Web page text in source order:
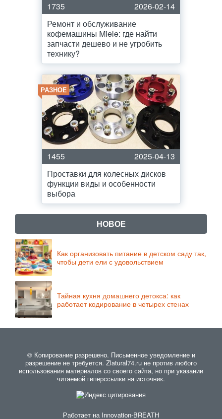
1735
2026-02-14
Ремонт и обслуживание
кофемашины Miele: где найти
запчасти дешево и не угробить
технику?
РАЗНОЕ
1455
2025-04-13
Проставки для колесных дисков
функции виды и особенности
выбора
НОВОЕ
Как организовать питание в детском саду так,
чтобы дети ели с удовольствием
Тайная кухня домашнего детокса: как
работает кодирование в четырех стенах
© Копирование разрешено. Письменное уведомление и
разрешение не требуется. Zlatural74.ru не против любого
использования материалов со своего сайта, но при указании
читаемой гиперссылки на источник.
Работает на Innovation-BREATH